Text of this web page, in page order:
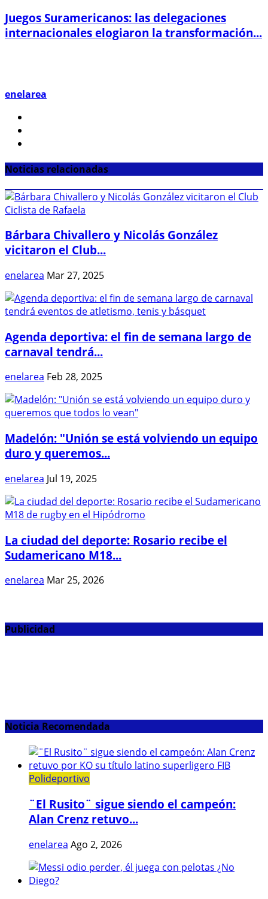
Juegos Suramericanos: las delegaciones
internacionales elogiaron la transformación...
enelarea
Noticias relacionadas
Bárbara Chivallero y Nicolás González
vicitaron el Club...
enelarea Mar 27, 2025
Agenda deportiva: el fin de semana largo de
carnaval tendrá...
enelarea Feb 28, 2025
Madelón: "Unión se está volviendo un equipo
duro y queremos...
enelarea Jul 19, 2025
La ciudad del deporte: Rosario recibe el
Sudamericano M18...
enelarea Mar 25, 2026
Publicidad
Noticia Recomendada
Polideportivo
¨El Rusito¨ sigue siendo el campeón:
Alan Crenz retuvo...
enelarea Ago 2, 2026